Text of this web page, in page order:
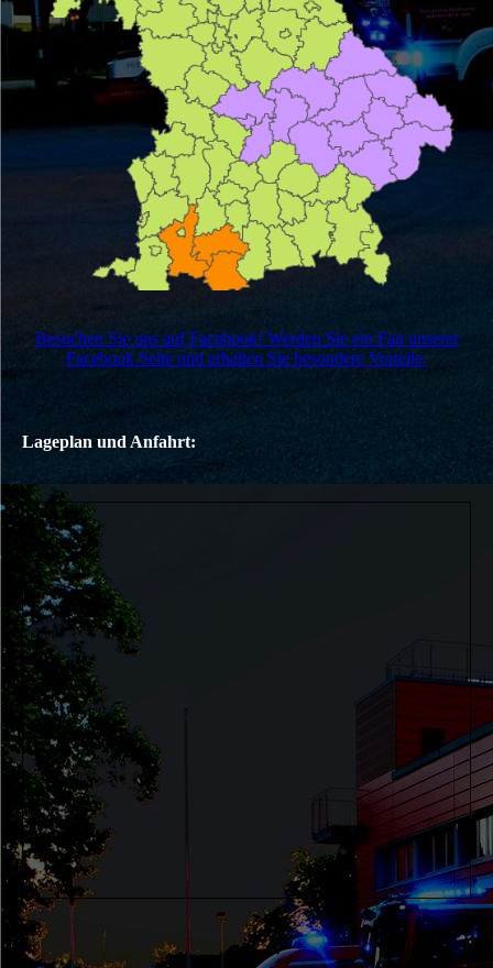
Besuchen Sie uns auf Facebook! Werden Sie ein Fan unserer
Facebook Seite und erhalten Sie besondere Vorteile.
Lageplan und Anfahrt: